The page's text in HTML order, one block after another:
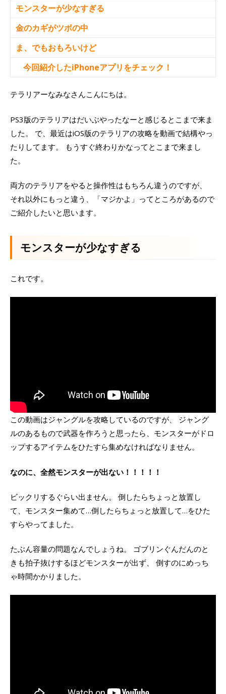
モンスターが少なすぎる
金のカギがツボの中
ま、でもおもろいけど
今回紹介したiPhoneアプリをチェック！
テラリアーなみなさんこんにちは。
PS3版のテラリアはだいぶやったなーと感じるとこまで来ま
した。 で、最近はiOS版のテラリアの攻略を動画で結構やっ
たりしてます。 もうすぐ終わりかなってとこまで来まし
た。
両方のテラリアをやると操作性はもちろん違うのですが、
それ以外にもっと違う、「マジかよ」ってところがあるので
ご紹介したいと思います。
モンスターが少なすぎる
これです。
この動画はジャングルを攻略しているのですが、 ジャング
ルのあるもので武器を作ろうと思ったら、モンスターがドロ
ップするアイテムをひたすら集めなければなりません。
なのに、全然モンスターが出ない！！！！！
ビックリするぐらい出ません。 倒したらちょっと放置し
て、モンスター集めて…倒したらちょっと放置して…をひた
すらやってました。
たぶん容量の問題なんでしょうね。 ゴブリンぐんだんのと
きも拍子抜けするほどモンスターが出ず、 倒すのにめっち
ゃ時間かかりました。